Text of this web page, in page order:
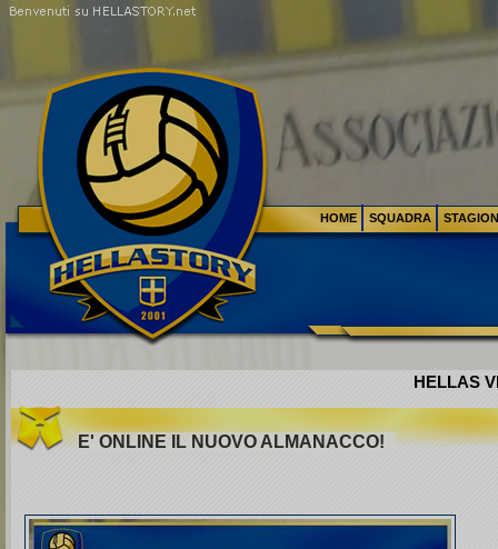
HELLAS
E' ONLINE IL NUOVO ALMANACCO!
HOME SQUADRA